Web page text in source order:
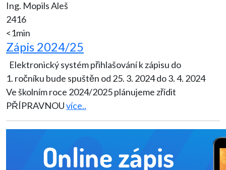
Ing. Mopils Aleš
2416
<1min
Zápis 2024/25
Elektronický systém přihlašování k zápisu do
1. ročníku bude spuštěn od 25. 3. 2024 do 3. 4. 2024
Ve školním roce 2024/2025 plánujeme zřídit
PŘÍPRAVNOUvíce..